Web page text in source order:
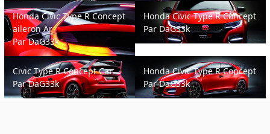
Honda Civic Type R Concept aileron Ar
Honda Civic Type R Concept
aileron Ar
ParDaG33k
Honda Civic Type R Concept
Honda Civic Type R Concept
Par DaG33k
Civic Type R Concept Car
Civic Type R Concept Car
ParDaG33k
Honda Civic Type R Concept
Honda Civic Type R Concept
ParDaG33k